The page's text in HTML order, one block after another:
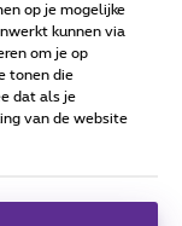
conform het
op je mogelijke
kunnen via
om je op
tonen die
dat als je
van de website